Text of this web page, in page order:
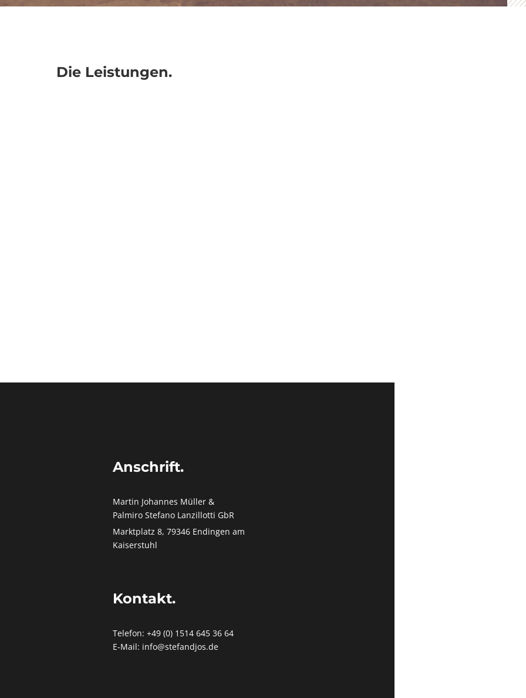
Die Leistungen.
Anschrift.
Martin Johannes Müller &
Palmiro Stefano Lanzillotti GbR
Marktplatz 8, 79346 Endingen am
Kaiserstuhl
Kontakt.
Telefon: +49 (0) 1514 645 36 64
E-Mail: info@stefandjos.de